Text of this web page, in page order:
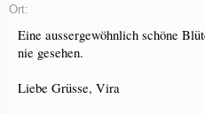
Ort:
Eine aussergewöhnlich schöne
nie gesehen.
Liebe Grüsse, Vira